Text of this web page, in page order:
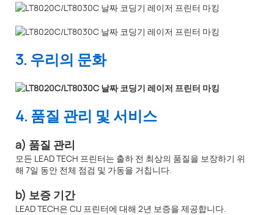
3. 우리의 문화
4. 품질 관리 및 서비스
a) 품질 관리
모든 LEAD TECH 프린터는 출하 전 최상의 품질을 보장하기 위
해 7일 동안 전체 점검 및 가동을 거칩니다.
b) 보증 기간
LEAD TECH은 CIJ 프린터에 대해 2년 보증을 제공합니다.